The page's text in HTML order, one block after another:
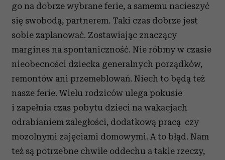
go na dobrze wybrane ferie, a samemu nacieszyć
się swobodą, partnerem. Taki czas dobrze jest
sobie zaplanować. Zostawiając znaczący
margines na spontaniczność. Nie róbmy w czasie
nieobecności dziecka generalnych porządków,
remontów ani przemeblowań. Niech to będą też
nasze ferie. Wielu rodziców ulega pokusie
i zapełnia czas pobytu dzieci na wakacjach
odrabianiem zaległości, dodatkową pracą czy
mozolnymi zajęciami domowymi. A to błąd. Nam
też są potrzebne chwile oddechu a takie rzeczy,